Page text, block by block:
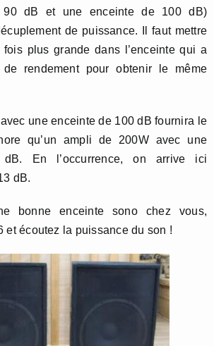
90 dB et une enceinte de 100 dB)
de puissance. Il faut mettre
plus grande dans l’enceinte qui a
rendement pour obtenir le même
une enceinte de 100 dB fournira le
qu’un ampli de 200W avec une
En l’occurrence, on arrive ici
dB.
bonne enceinte sono chez vous,
et écoutez la puissance du son !